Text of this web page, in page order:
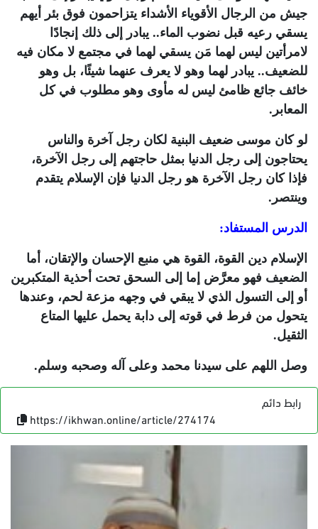
جيش من الرجال الأقوياء الأشداء يتزاحمون فوق بئر أيهم
يسقي رعيه قبل نضوب الماء.. يبادر إلى ذلك إنجادًا
لامرأتين ليس لهما مَن يسقي لهما في مجتمع لا مكان فيه
للضعيف.. يبادر لهما وهو لا يعرف عنهما شيئًا، بل وهو
خائف جائع ظامئ ليس له مأوى وهو مطلوب في كل
المعابر.
لو كان موسى ضعيف البنية لكان رجل آخرة والناس
يحتاجون إلى رجل الدنيا بمثل حاجتهم إلى رجل الآخرة،
فإذا كان رجل الآخرة هو رجل الدنيا فإن الإسلام يتقدم
وينتصر.
الدرس المستفاد:
الإسلام دين القوة، القوة هي منبع الإحسان والإتقان، أما
الضعيف فهو معرَّض إما إلى السحق تحت أحذية المتكبرين
أو إلى التسول الذي لا يبقي في وجهه مزعة لحم، وعندها
يتحول من فرط في قوته إلى دابة يحمل عليها المتاع
الثقيل.
وصل اللهم على سيدنا محمد وعلى آله وصحبه وسلم.
رابط دائم
https://ikhwan.online/article/274174